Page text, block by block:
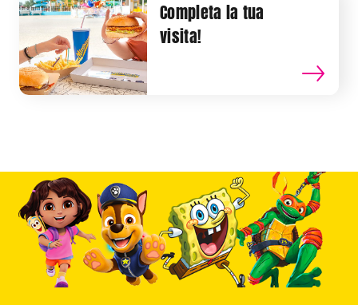
Completa la tua
visita!